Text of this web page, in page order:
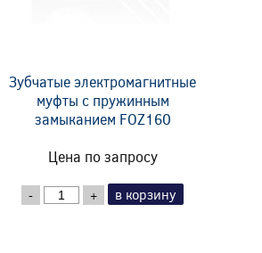
Зубчатые электромагнитные
муфты с пружинным
замыканием FOZ160
Цена по запросу
- + в корзину